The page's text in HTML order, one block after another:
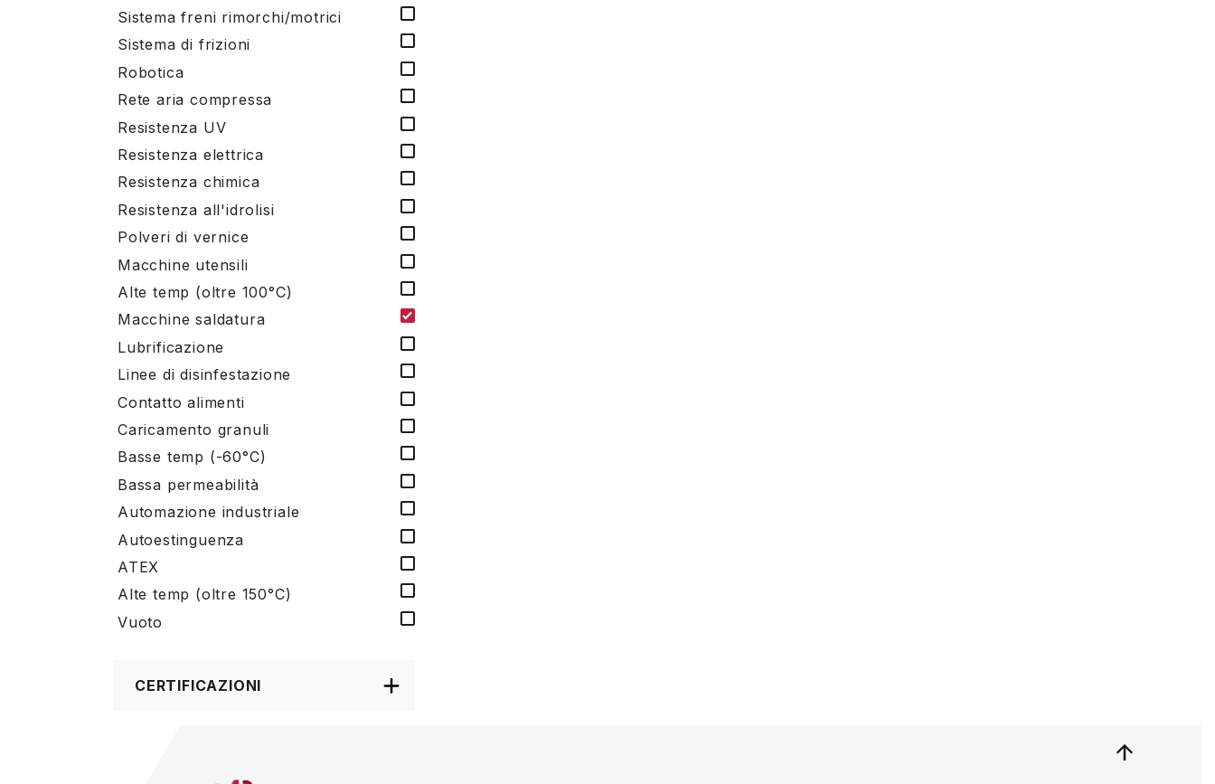
Sistema freni rimorchi/motrici
Sistema di frizioni
Robotica
Rete aria compressa
Resistenza UV
Resistenza elettrica
Resistenza chimica
Resistenza all'idrolisi
Polveri di vernice
Macchine utensili
Alte temp (oltre 100°C)
Macchine saldatura
Lubrificazione
Linee di disinfestazione
Contatto alimenti
Caricamento granuli
Basse temp (-60°C)
Bassa permeabilità
Automazione industriale
Autoestinguenza
ATEX
Alte temp (oltre 150°C)
Vuoto
CERTIFICAZIONI